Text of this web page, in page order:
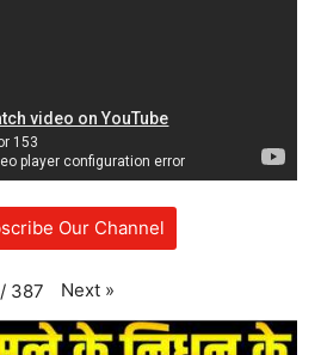
Our Channel
/ 387 Next »